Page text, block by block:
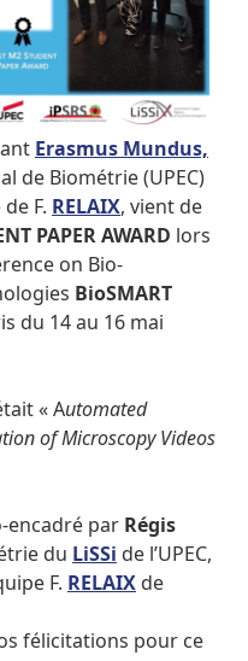
Erasmus Mundus,
de Biométrie (UPEC)
F. RELAIX, vient de
PAPER AWARD lors
on Bio-
BioSMART
du 14 au 16 mai
« Automated
of Microscopy Videos
encadré par Régis
du LiSSi de l’UPEC,
F. RELAIX de
félicitations pour ce